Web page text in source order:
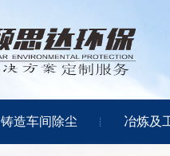
铸造车间除尘 冶炼及